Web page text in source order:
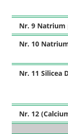
Nr. 9 Natrium
Nr. 10
Nr. 11 Silicea
Nr. 12